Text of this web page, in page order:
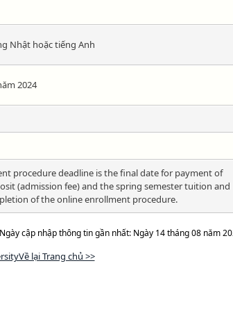
Nhật hoặc tiếng Anh
2024
procedure deadline is the final date for payment of
(admission fee) and the spring semester tuition and
of the online enrollment procedure.
Ngày cập nhập thông tin gần nhất: Ngày 14 tháng 08 năm
lại Trang chủ >>